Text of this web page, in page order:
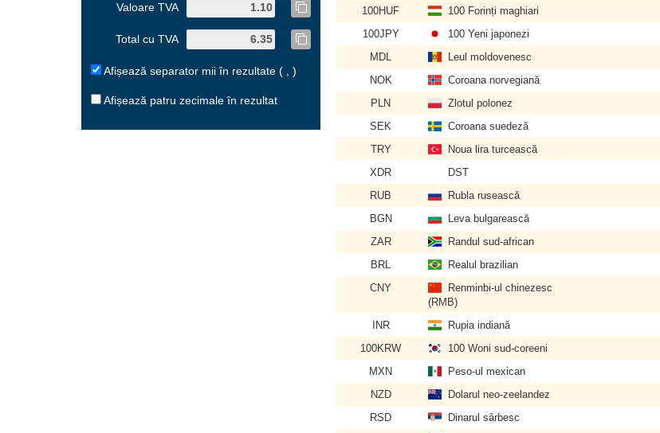
Valoare TVA
Total cu TVA
Afișează separator mii în rezultate ( , )
Afișează patru zecimale în rezultat
100HUF
100 Forinți maghiari
100JPY
100 Yeni japonezi
MDL
Leul moldovenesc
NOK
Coroana norvegiană
PLN
Zlotul polonez
SEK
Coroana suedeză
TRY
Noua lira turcească
XDR
DST
RUB
Rubla rusească
BGN
Leva bulgarească
ZAR
Randul sud-african
BRL
Realul brazilian
CNY
Renminbi-ul chinezesc
(RMB)
INR Rupia indiană
100KRW
100 Woni sud-coreeni
MXN
Peso-ul mexican
NZD
Dolarul neo-zeelandez
RSD
Dinarul sârbesc